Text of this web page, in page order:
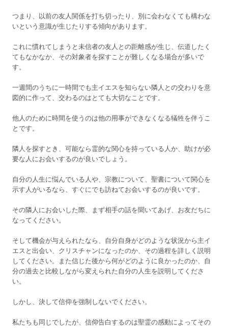
つまり、以前の友人関係を打ち切ったり、別に会わなくても構わな
いという意識が生じたりする傾向があります。
これに慣れてしまうと未信者の友人との距離感が生じ、伝道したく
てもなかなか、その対象者を探すことが難しくなる場合が多いで
す。
一週間のうちに一時間でも主イエスを知らない隣人との交わりを意
図的に作って、交わるのはとても大切なことです。
他人のために時間を使うのは他の用事ができなくなる犠牲を伴うこ
とです。
隣人を探すとき、可能なら霊的な関心を持っている人か、助けが必
要な人にお会いするのが良いでしょう。
自分の人生に悩んでいる人や、宗教について、聖書について関心を
示す人がいるなら、すぐにでも訪ねてお会いするのが良いです。
その隣人にお会いした際、まず相手の話を聞いてあげ、お友だちに
なってください。
そして機会が与えられたなら、自分自身がどのような状況から主イ
エスと出会い、クリスチャンになったのか、その過程を詳しく説明
してください。また信じた後から何がどのように良かったのか、自
分の過去と比較しながら変えられた自分の人生を説明してくださ
い。
しかし、決して信仰を強制しないでください。
私たちも同じでしたが、信仰告白するのは聖霊の感動によってその